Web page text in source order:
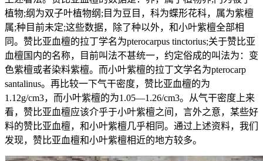
植物;纲为双子叶植物纲;目为豆目，科为蝶形花科，属为紫檀
属;种目前未定;这些数据，除了种以外，和小叶紫檀全部相
同。赞比亚血檀的拉丁学名为pterocarpus tinctorius;关于赞比亚
血檀国内的名称，目前叫法不甚统一，约定俗成的叫法为：变
色紫檀或者染料紫檀。而小叶紫檀的拉丁文学名为pterocarp
santalinus。再比较一下气干密度，赞比亚血檀的为
1.12g/cm3，而小叶紫檀的为1.05—1.26/cm3。从气干密度上来
看，赞比亚血檀应该介乎于小叶紫檀之间，言外之意，某些好
料的赞比亚血檀，和小叶紫檀几乎相同。通过上述资料，我们
发现，赞比亚血檀和小叶紫檀相近的地方较多。